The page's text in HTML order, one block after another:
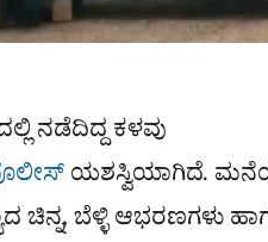
ನಡೆದಿದ್ದ ಕಳವು
ಯಶಸ್ವಿಯಾಗಿದೆ.
ಚಿನ್ನ, ಬೆಳ್ಳಿ ಆಭರಣಗಳು